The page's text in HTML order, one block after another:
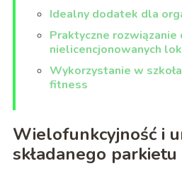
Idealny dodatek dla
Praktyczne rozwiązanie
nielicencjonowanych
Wykorzystanie w
fitness
Wielofunkcyjność i
składanego parkietu